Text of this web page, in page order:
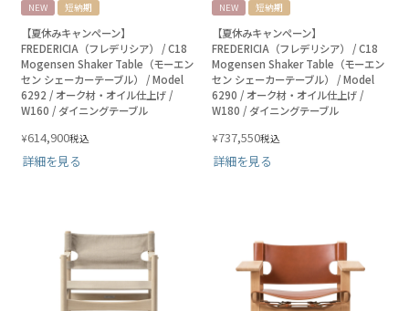
NEW 短納期
【夏休みキャンペーン】
FREDERICIA（フレデリシア） / C18
Mogensen Shaker Table（モーエン
セン シェーカーテーブル） / Model
6292 / オーク材・オイル仕上げ /
W160 / ダイニングテーブル
¥614,900税込
詳細を見る
NEW 短納期
【夏休みキャンペーン】
FREDERICIA（フレデリシア） / C18
Mogensen Shaker Table（モーエン
セン シェーカーテーブル） / Model
6290 / オーク材・オイル仕上げ /
W180 / ダイニングテーブル
¥737,550税込
詳細を見る